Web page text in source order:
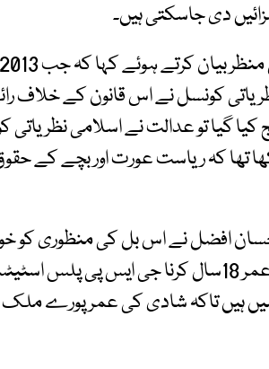
کونسل نے اس قانون کے خلاف
گیا تو عدالت نے اسلامی نظریاتی
تھا کہ ریاست عورت اور بچے کے
افضل نے اس بل کی منظوری کو
کہنا ہے کہ شادی کی کم از کم عمر 18سال کرنا
ہیں تاکہ شادی کی عمر پورے